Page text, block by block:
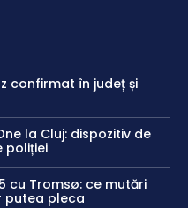
confirmat în județ și
la Cluj: dispozitiv de
poliției
cu Tromsø: ce mutări
putea pleca